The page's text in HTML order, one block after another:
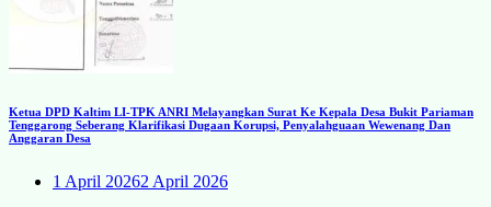
Ketua DPD Kaltim LI-TPK ANRI Melayangkan Surat Ke Kepala Desa Bukit Pariaman
Tenggarong Seberang Klarifikasi Dugaan Korupsi, Penyalahguaan Wewenang Dan
Anggaran Desa
1 April 20262 April 2026